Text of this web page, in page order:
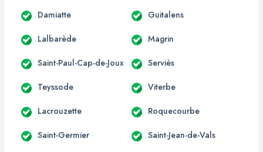
Damiatte Guitalens
Lalbarède Magrin
Saint-Paul-Cap-de-Joux Serviès
Teyssode Viterbe
Lacrouzette Roquecourbe
Saint-Germier Saint-Jean-de-Vals